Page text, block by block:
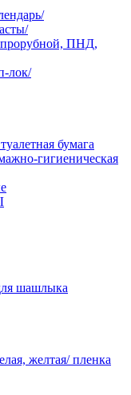
прорубной, ПНД,
лок/
бумага
гигиеническая
шашлыка
желтая/ пленка